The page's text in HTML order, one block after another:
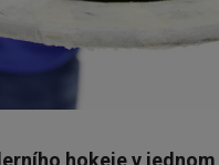
hokeje v